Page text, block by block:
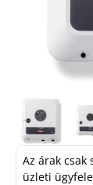
Az árak
üzleti